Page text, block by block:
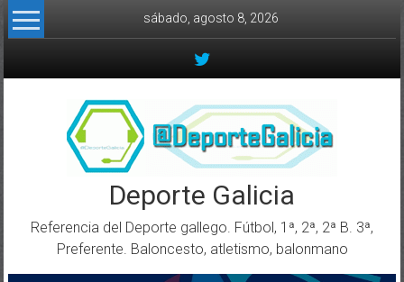
Skip to content
sábado, agosto 8, 2026
Deporte Galicia
Referencia del Deporte gallego. Fútbol, 1ª, 2ª, 2ª B. 3ª,
Preferente. Baloncesto, atletismo, balonmano